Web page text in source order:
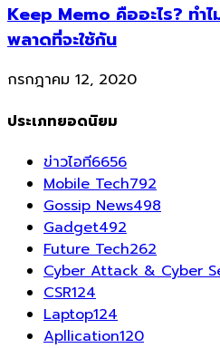
Keep Memo คืออะไร? ทำไ
พลาดที่จะใช้กัน
กรกฎาคม 12, 2020
ประเภทยอดนิยม
ข่าวไอที6656
Mobile Tech792
Gossip News498
Gadget492
Future Tech262
Cyber Attack & Cyber
CSR124
Laptop124
Apllication120